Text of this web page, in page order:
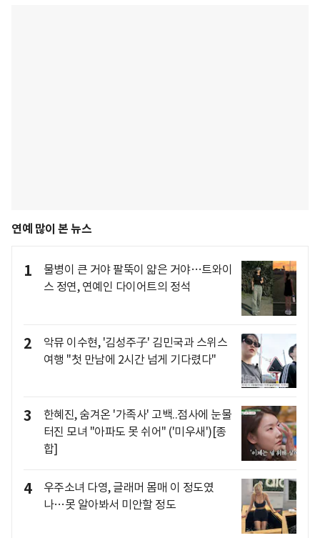
연예 많이 본 뉴스
1
물병이 큰 거야 팔뚝이 얇은 거야…트와이
스 정연, 연예인 다이어트의 정석
2
악뮤 이수현, '김성주子' 김민국과 스위스
여행 "첫 만남에 2시간 넘게 기다렸다"
3
한혜진, 숨겨온 '가족사' 고백..점사에 눈물
터진 모녀 "아파도 못 쉬어" ('미우새')[종
합]
4
우주소녀 다영, 글래머 몸매 이 정도였
나…못 알아봐서 미안할 정도